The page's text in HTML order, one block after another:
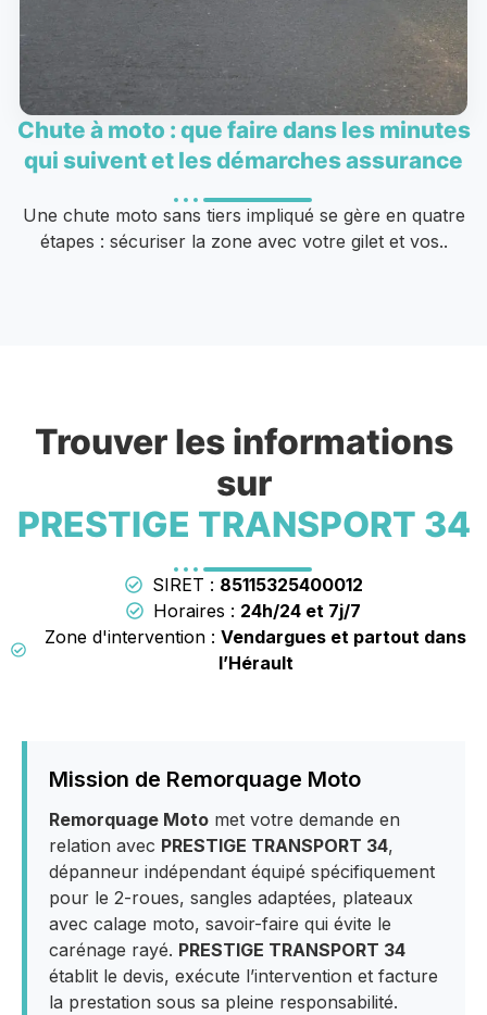
Chute à moto : que faire dans les minutes
qui suivent et les démarches assurance
Une chute moto sans tiers impliqué se gère en quatre
étapes : sécuriser la zone avec votre gilet et vos..
Trouver les informations
sur
PRESTIGE TRANSPORT 34
SIRET : 85115325400012
Horaires : 24h/24 et 7j/7
Zone d'intervention :Vendargues et partout dans
l’Hérault
Mission de Remorquage Moto
Remorquage Moto met votre demande en
relation avec PRESTIGE TRANSPORT 34,
dépanneur indépendant équipé spécifiquement
pour le 2-roues, sangles adaptées, plateaux
avec calage moto, savoir-faire qui évite le
carénage rayé. PRESTIGE TRANSPORT 34
établit le devis, exécute l’intervention et facture
la prestation sous sa pleine responsabilité.